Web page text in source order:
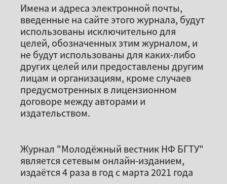
Имена и адреса электронной почты,
введенные на сайте этого журнала, будут
использованы исключительно для
целей, обозначенных этим журналом, и
не будут использованы для каких-либо
других целей или предоставлены другим
лицам и организациям, кроме случаев
предусмотренных в лицензионном
договоре между авторами и
издательством.
Журнал "Молодёжный вестник НФ БГТУ"
является сетевым онлайн-изданием,
издаётся 4 раза в год с марта 2021 года